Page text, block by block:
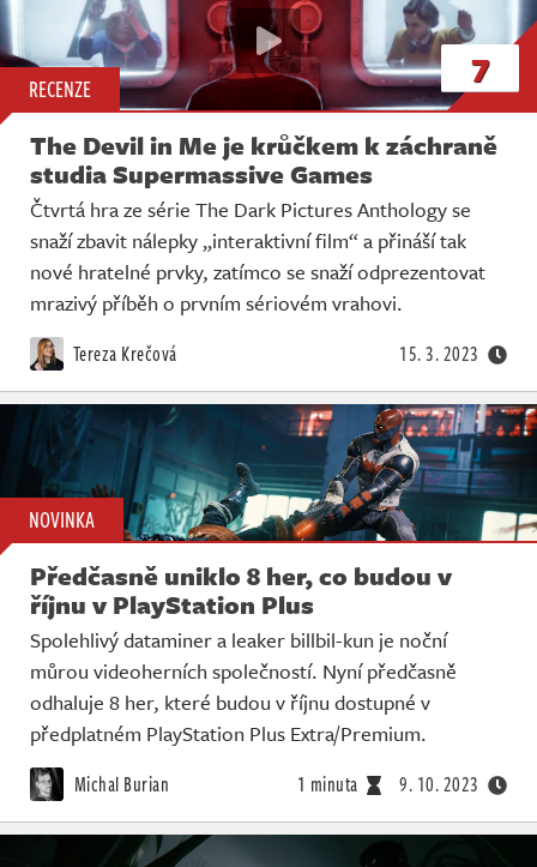
RECENZE 7
The Devil in Me je krůčkem k záchraně
studia Supermassive Games
Čtvrtá hra ze série The Dark Pictures Anthology se
snaží zbavit nálepky „interaktivní film“ a přináší tak
nové hratelné prvky, zatímco se snaží odprezentovat
mrazivý příběh o prvním sériovém vrahovi.
Tereza Krečová 15. 3. 2023
NOVINKA
Předčasně uniklo 8 her, co budou v
říjnu v PlayStation Plus
Spolehlivý dataminer a leaker billbil-kun je noční
můrou videoherních společností. Nyní předčasně
odhaluje 8 her, které budou v říjnu dostupné v
předplatném PlayStation Plus Extra/Premium.
Michal Burian 1 minuta 9. 10. 2023